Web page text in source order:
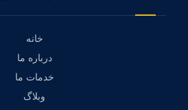
خانه
درباره ما
خدمات ما
وبلاگ